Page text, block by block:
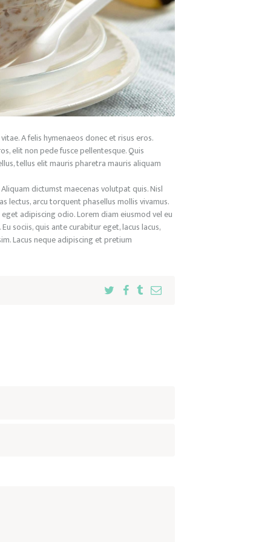
A felis hymenaeos donec et risus eros.
elit non pede fusce pellentesque. Quis
tellus elit mauris pharetra mauris aliquam
dictumst maecenas volutpat quis. Nisl
lectus, arcu torquent phasellus mollis vivamus.
adipiscing odio. Lorem diam eiusmod vel eu
sociis, quis ante curabitur eget, lacus lacus,
Lacus neque adipiscing et pretium